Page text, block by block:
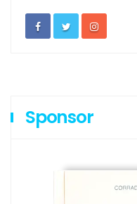
Sponsor